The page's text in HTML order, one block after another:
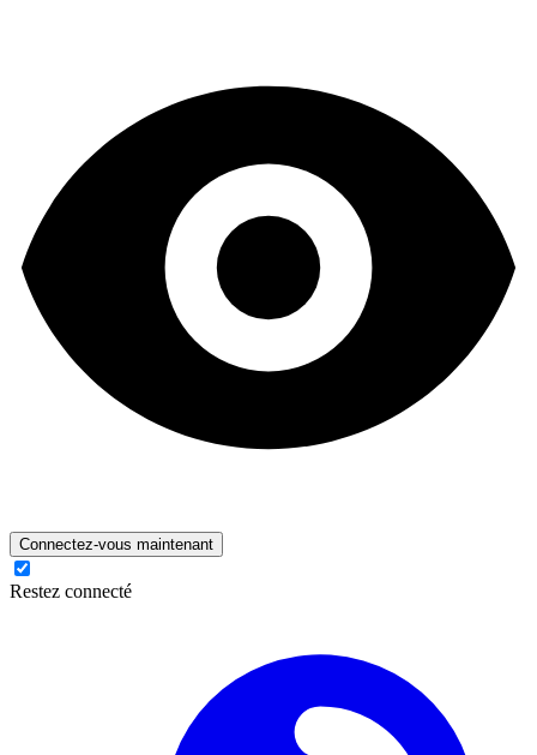
Connectez-vous maintenant
Restez connecté